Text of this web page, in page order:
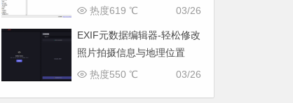
与系统优化工具
03/26
热度619 ℃
EXIF元数据编辑器-轻松修改
照片拍摄信息与地理位置
03/26
热度550 ℃